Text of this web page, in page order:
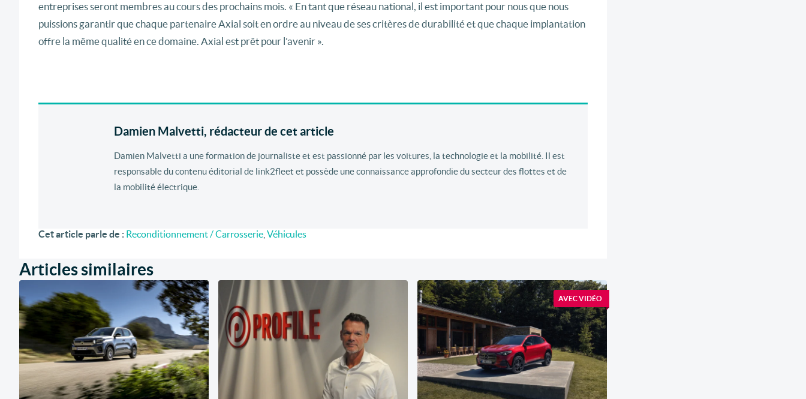
entreprises seront membres au cours des prochains mois. « En tant que réseau national, il est important pour nous que nous
puissions garantir que chaque partenaire Axial soit en ordre au niveau de ses critères de durabilité et que chaque implantation
offre la même qualité en ce domaine. Axial est prêt pour l’avenir ».
Damien Malvetti, rédacteur de cet article
Damien Malvetti a une formation de journaliste et est passionné par les voitures, la technologie et la mobilité. Il est
responsable du contenu éditorial de link2fleet et possède une connaissance approfondie du secteur des flottes et de
la mobilité électrique.
Cet article parle de : Reconditionnement / Carrosserie Véhicules
Articles similaires
AVEC VIDÉO